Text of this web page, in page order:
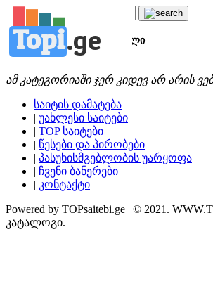
Topi.ge
კატეგორია: ტანსაცმელი
ამ კატეგორიაში ჯერ კიდევ არ არის
საიტის დამატება
| უახლესი საიტები
| TOP საიტები
| წესები და პირობები
| პასუხისმგებლობის უარყოფა
| ჩვენი ბანერები
| კონტაქტი
Powered by TOPsaitebi.ge | © 2021.
კატალოგი.